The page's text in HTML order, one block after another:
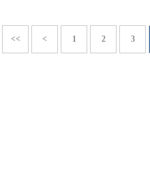
<< < 1 2 3